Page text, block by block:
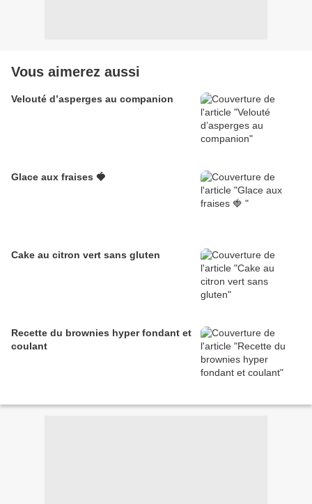
Vous aimerez aussi
Velouté d’asperges au companion
Glace aux fraises 🍓
Cake au citron vert sans gluten
Recette du brownies hyper fondant et
coulant